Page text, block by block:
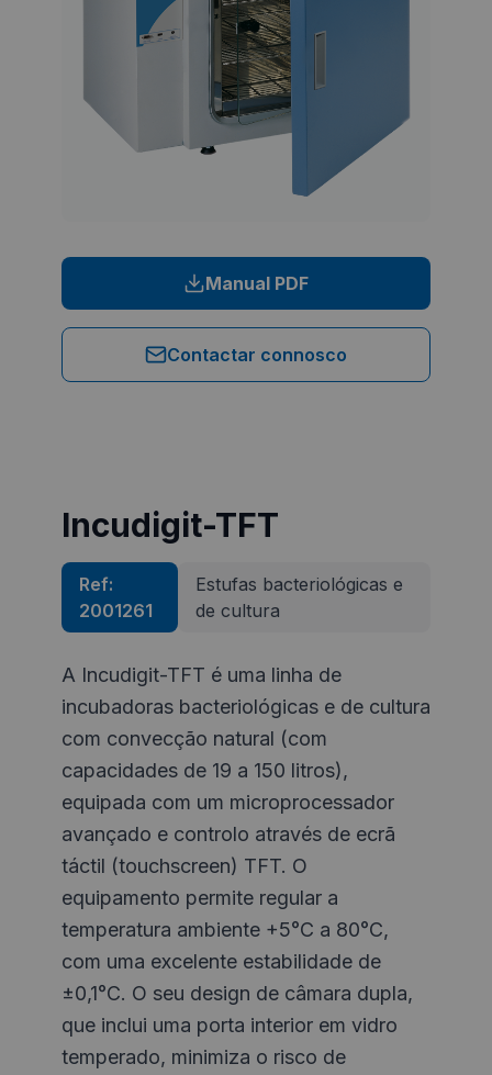
Manual PDF
Contactar connosco
Incudigit-TFT
Ref:
2001261
Estufas bacteriológicas e
de cultura
A Incudigit-TFT é uma linha de
incubadoras bacteriológicas e de cultura
com convecção natural (com
capacidades de 19 a 150 litros),
equipada com um microprocessador
avançado e controlo através de ecrã
táctil (touchscreen) TFT. O
equipamento permite regular a
temperatura ambiente +5°C a 80°C,
com uma excelente estabilidade de
±0,1°C. O seu design de câmara dupla,
que inclui uma porta interior em vidro
temperado, minimiza o risco de